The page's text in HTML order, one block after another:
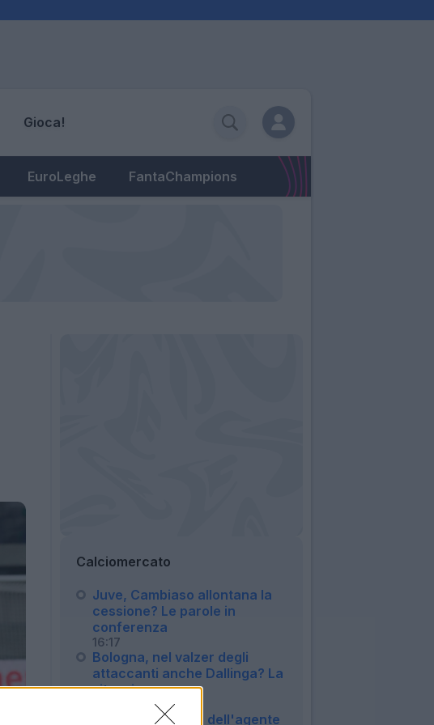
Gioca!
EuroLeghe FantaChampions
Calciomercato
Juve, Cambiaso allontana la
cessione? Le parole in
conferenza
16:17
Bologna, nel valzer degli
attaccanti anche Dallinga? La
situazione
Lazio, la smentita dell'agente